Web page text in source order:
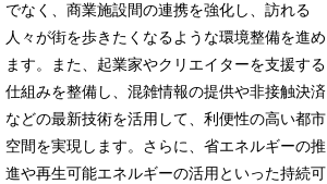
でなく、商業施設間の連携を強化し、訪れる
人々が街を歩きたくなるような環境整備を進め
ます。また、起業家やクリエイターを支援する
仕組みを整備し、混雑情報の提供や非接触決済
などの最新技術を活用して、利便性の高い都市
空間を実現します。さらに、省エネルギーの推
進や再生可能エネルギーの活用といった持続可